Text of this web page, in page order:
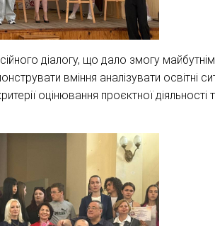
діалогу, що дало змогу
вміння аналізувати освітні
оцінювання проєктної діяльності